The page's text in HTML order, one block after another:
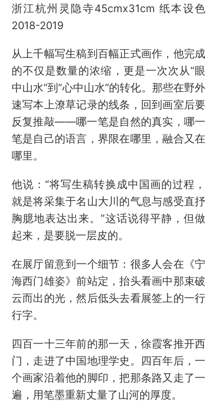
浙江杭州灵隐寺45cmx31cm 纸本设色
2018-2019
从上千幅写生稿到百幅正式画作，他完成
的不仅是数量的浓缩，更是一次次从“眼
中山水”到“心中山水”的转化。那些在野外
速写本上潦草记录的线条，回到画室后要
反复推敲——哪一笔是自然的真实，哪一
笔是自己的语言，界限在哪里，融合又在
哪里。
他说：“将写生稿转换成中国画的过程，
就是将采集于名山大川的气息与感受直抒
胸臆地表达出来。”这话说得平静，但做
起来，是要脱一层皮的。
在展厅留意到一个细节：很多人会在《宁
海西门雄姿》前站定，抬头看画中那束破
云而出的光，然后低头去看展签上的一行
行字。
四百一十三年前的那一天，徐霞客推开西
门，走进了中国地理学史。四百年后，一
个画家沿着他的脚印，把那条路又走了一
遍，用笔墨重新丈量了山河的厚度。